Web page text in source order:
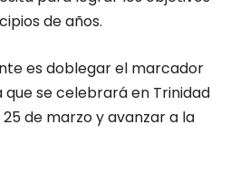
de años.
es doblegar el marcador
se celebrará en Trinidad
de marzo y avanzar a la